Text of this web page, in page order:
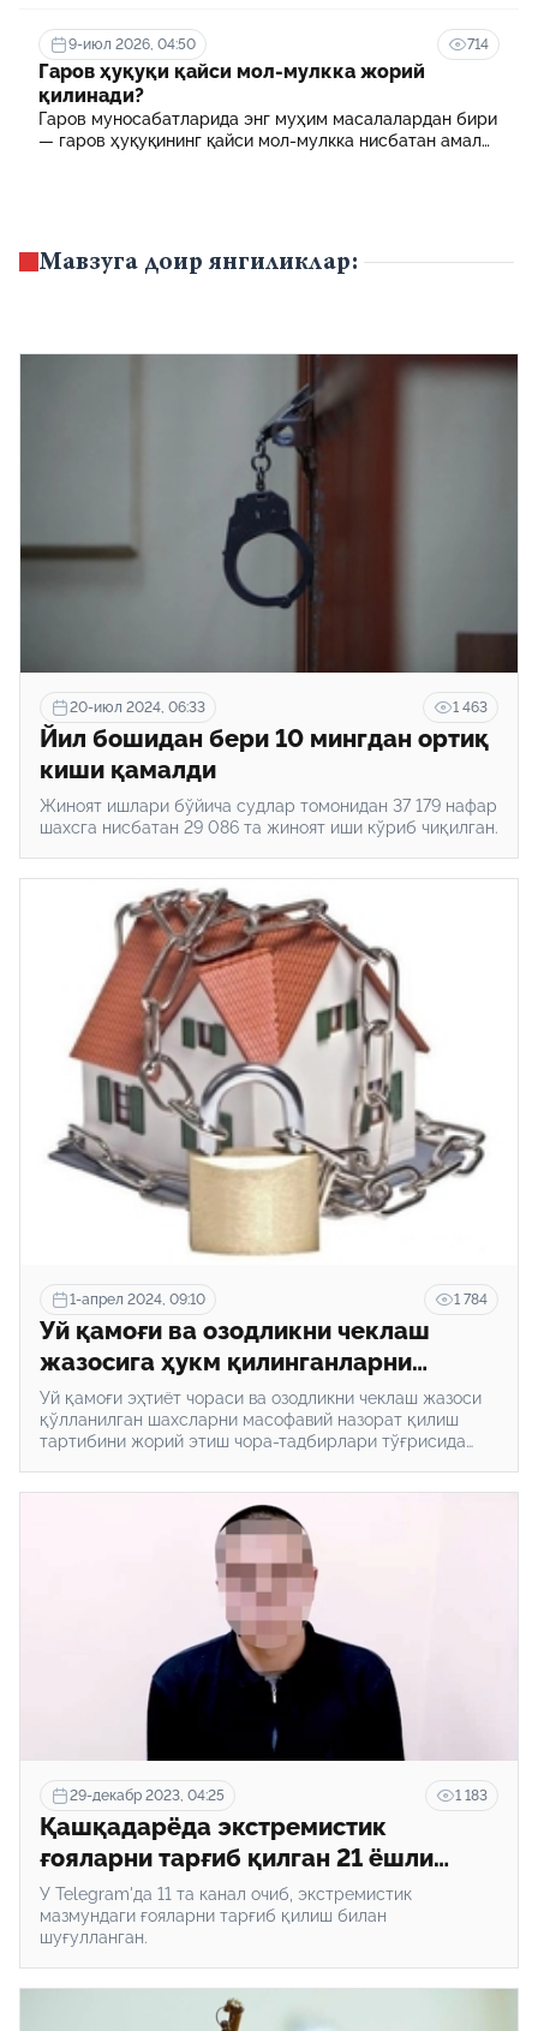
муассасасида ўқиш учун тўланадиган контракт
маблағининг бир қисмини қоплаб бериш тартибидир
9-июл 2026, 04:50 714
Гаров ҳуқуқи қайси мол-мулкка жорий
қилинади?
Гаров муносабатларида энг муҳим масалалардан бири
— гаров ҳуқуқининг қайси мол-мулкка нисбатан амал
Мавзуга доир янгиликлар:
20-июл 2024, 06:33 1 463
Йил бошидан бери 10 мингдан ортиқ
киши қамалди
Жиноят ишлари бўйича судлар томонидан 37 179 нафар
шахсга нисбатан 29 086 та жиноят иши кўриб чиқилган.
1-апрел 2024, 09:10 1 784
Уй қамоғи ва озодликни чеклаш
жазосига ҳукм қилинганларни
масофавий назорат қилиш бутун
Ўзбекистон бўйлаб жорий этилади
Уй қамоғи эҳтиёт чораси ва озодликни чеклаш жазоси
қўлланилган шахсларни масофавий назорат қилиш
тартибини жорий этиш чора-тадбирлари тўғрисида
29-декабр 2023, 04:25 1 183
Қашқадарёда экстремистик
ғояларни тарғиб қилган 21 ёшли
йигит қамалди
У Telegram'да 11 та канал очиб, экстремистик
мазмундаги ғояларни тарғиб қилиш билан
шуғулланган.